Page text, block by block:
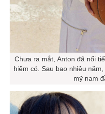
Chưa ra mắt, Anton đã nổi
hiếm có. Sau bao nhiêu
mỹ nam